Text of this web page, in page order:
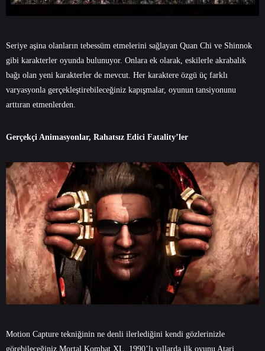
Seriye aşina olanların tebessüm etmelerini sağlayan Quan Chi ve Shinnok
gibi karakterler oyunda bulunuyor. Onlara ek olarak, eskilerle akrabalık
bağı olan yeni karakterler de mevcut. Her karaktere özgü üç farklı
varyasyonla gerçekleştirebileceğiniz kapışmalar, oyunun tansiyonunu
arttıran etmenlerden.
Gerçekçi Animasyonlar, Rahatsız Edici Fatality’ler
Motion Capture tekniğinin ne denli ilerlediğini kendi gözlerinizle
görebileceğiniz Mortal Kombat XL, 1990’lı yıllarda ilk oyunu Atari